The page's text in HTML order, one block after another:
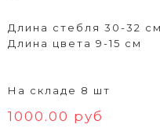
Длина стебля 30-32 см
Длина цвета 9-15 см
На складе 8 шт
1000.00 руб